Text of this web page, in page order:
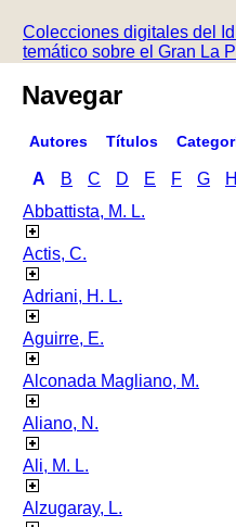
Colecciones digitales del
temático sobre el Gran La
Navegar
Autores Títulos
A B C D E F G H
Abbattista, M. L.
Actis, C.
Adriani, H. L.
Aguirre, E.
Alconada Magliano, M.
Aliano, N.
Ali, M. L.
Alzugaray, L.